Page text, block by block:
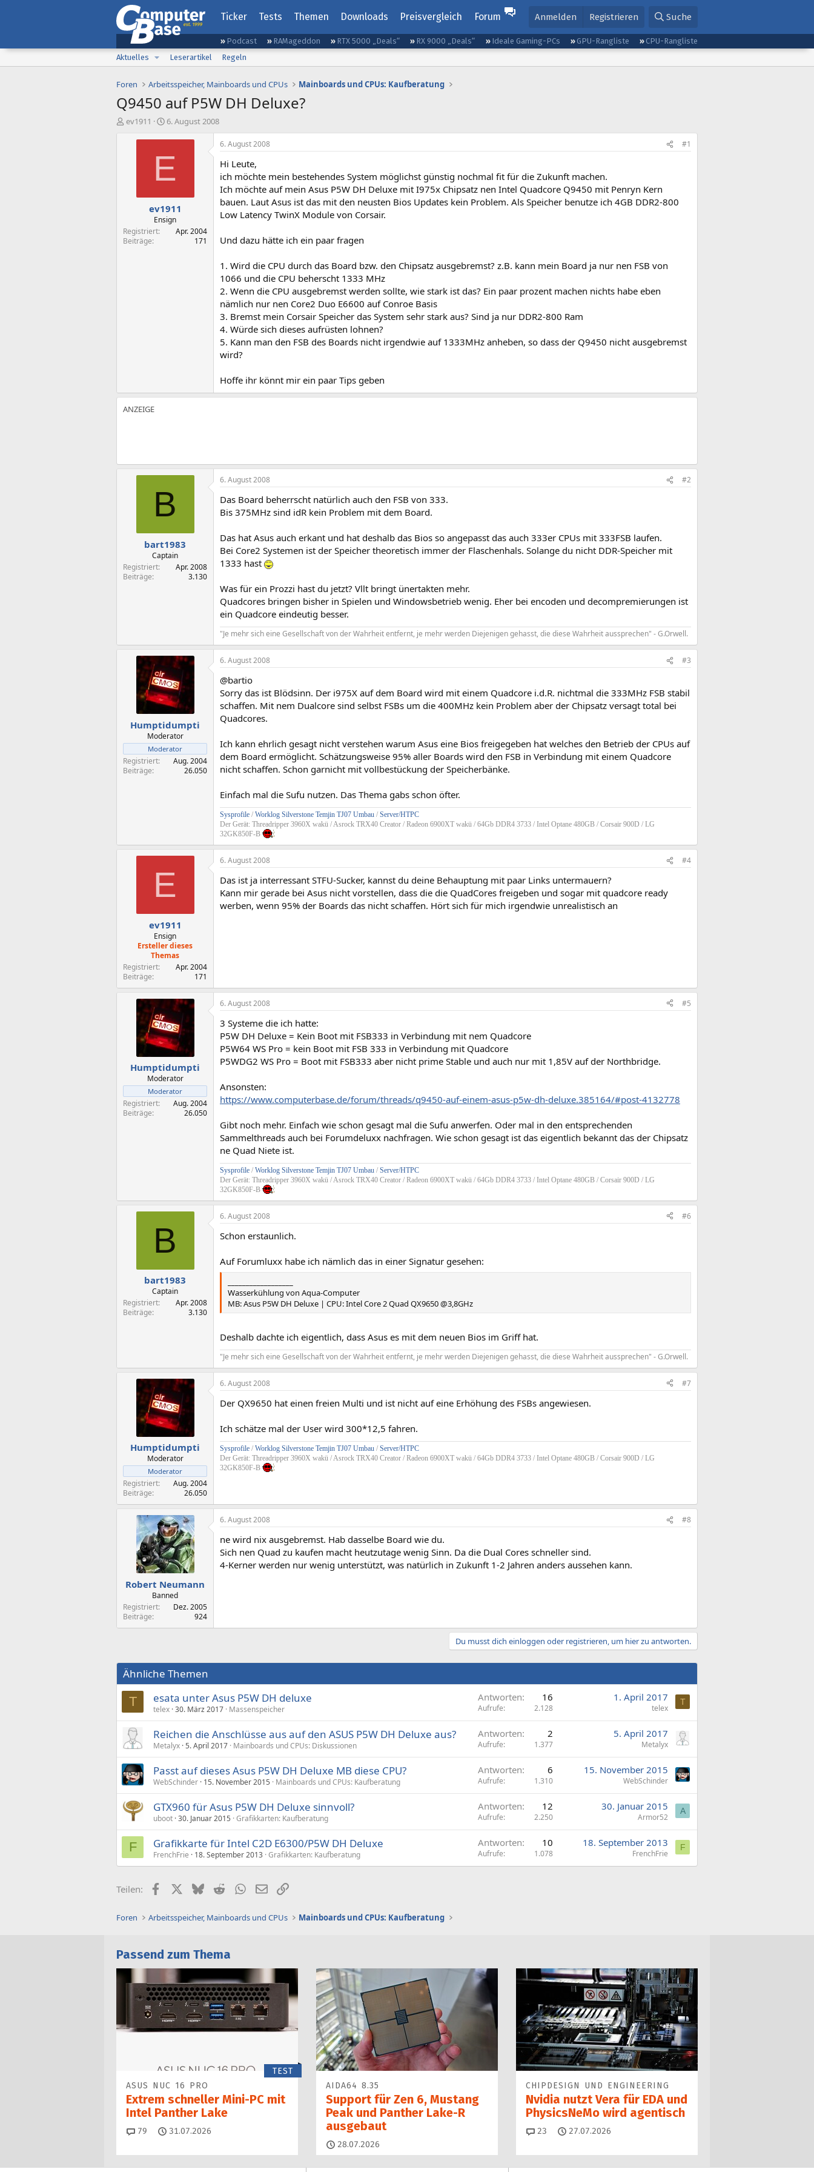
Ticker Tests Themen Downloads Preisvergleich Forum Anmelden Registrieren Suche
Podcast RAMageddon RTX 5000 „Deals“ RX 9000 „Deals“ Ideale Gaming-PCs GPU-Rangliste
CPU-Rangliste
Aktuelles
Leserartikel Regeln
Foren Arbeitsspeicher, Mainboards und CPUs Mainboards und CPUs: Kaufberatung
Q9450 auf P5W DH Deluxe?
E
ev1911
E
s
e
l
t
a
m
6. August 2008
E
ev1911
Ensign
Registriert
Apr. 2004
Beiträge
171
6. August 2008 #1
Hi Leute,
ich möchte mein bestehendes System möglichst günstig nochmal fit für die Zukunft machen.
Ich möchte auf mein Asus P5W DH Deluxe mit I975x Chipsatz nen Intel Quadcore Q9450 mit Penryn Kern
bauen. Laut Asus ist das mit den neusten Bios Updates kein Problem. Als Speicher benutze ich 4GB DDR2-800
Low Latency TwinX Module von Corsair.
Und dazu hätte ich ein paar fragen
1. Wird die CPU durch das Board bzw. den Chipsatz ausgebremst? z.B. kann mein Board ja nur nen FSB von
1066 und die CPU beherscht 1333 MHz
2. Wenn die CPU ausgebremst werden sollte, wie stark ist das? Ein paar prozent machen nichts habe eben
nämlich nur nen Core2 Duo E6600 auf Conroe Basis
3. Bremst mein Corsair Speicher das System sehr stark aus? Sind ja nur DDR2-800 Ram
4. Würde sich dieses aufrüsten lohnen?
5. Kann man den FSB des Boards nicht irgendwie auf 1333MHz anheben, so dass der Q9450 nicht ausgebremst
wird?
Hoffe ihr könnt mir ein paar Tips geben
B
bart1983
Captain
Registriert
Apr. 2008
Beiträge
3.130
6. August 2008 #2
Das Board beherrscht natürlich auch den FSB von 333.
Bis 375MHz sind idR kein Problem mit dem Board.
Das hat Asus auch erkant und hat deshalb das Bios so angepasst das auch 333er CPUs mit 333FSB laufen.
Bei Core2 Systemen ist der Speicher theoretisch immer der Flaschenhals. Solange du nicht DDR-Speicher mit
1333 hast
Was für ein Prozzi hast du jetzt? Vllt bringt ünertakten mehr.
Quadcores bringen bisher in Spielen und Windowsbetrieb wenig. Eher bei encoden und decompremierungen ist
ein Quadcore eindeutig besser.
"Je mehr sich eine Gesellschaft von der Wahrheit entfernt, je mehr werden Diejenigen gehasst, die diese Wahrheit aussprechen" - G.Orwell.
Humptidumpti
Moderator
Moderator
Registriert
Aug. 2004
Beiträge
26.050
6. August 2008 #3
@bartio
Sorry das ist Blödsinn. Der i975X auf dem Board wird mit einem Quadcore i.d.R. nichtmal die 333MHz FSB stabil
schaffen. Mit nem Dualcore sind selbst FSBs um die 400MHz kein Problem aber der Chipsatz versagt total bei
Quadcores.
Ich kann ehrlich gesagt nicht verstehen warum Asus eine Bios freigegeben hat welches den Betrieb der CPUs auf
dem Board ermöglicht. Schätzungsweise 95% aller Boards wird den FSB in Verbindung mit einem Quadcore
nicht schaffen. Schon garnicht mit vollbestückung der Speicherbänke.
Einfach mal die Sufu nutzen. Das Thema gabs schon öfter.
Sysprofile / Worklog Silverstone Temjin TJ07 Umbau / Server/HTPC
Der Gerät: Threadripper 3960X wakü / Asrock TRX40 Creator / Radeon 6900XT wakü / 64Gb DDR4 3733 / Intel Optane 480GB / Corsair 900D / LG
32GK850F-B
E
ev1911
Ensign
Ersteller dieses
Themas
Registriert
Apr. 2004
Beiträge
171
6. August 2008 #4
Das ist ja interressant STFU-Sucker, kannst du deine Behauptung mit paar Links untermauern?
Kann mir gerade bei Asus nicht vorstellen, dass die die QuadCores freigeben und sogar mit quadcore ready
werben, wenn 95% der Boards das nicht schaffen. Hört sich für mich irgendwie unrealistisch an
Humptidumpti
Moderator
Moderator
Registriert
Aug. 2004
Beiträge
26.050
6. August 2008 #5
3 Systeme die ich hatte:
P5W DH Deluxe = Kein Boot mit FSB333 in Verbindung mit nem Quadcore
P5W64 WS Pro = kein Boot mit FSB 333 in Verbindung mit Quadcore
P5WDG2 WS Pro = Boot mit FSB333 aber nicht prime Stable und auch nur mit 1,85V auf der Northbridge.
Ansonsten:
https://www.computerbase.de/forum/threads/q9450-auf-einem-asus-p5w-dh-deluxe.385164/#post-4132778
Gibt noch mehr. Einfach wie schon gesagt mal die Sufu anwerfen. Oder mal in den entsprechenden
Sammelthreads auch bei Forumdeluxx nachfragen. Wie schon gesagt ist das eigentlich bekannt das der Chipsatz
ne Quad Niete ist.
Sysprofile / Worklog Silverstone Temjin TJ07 Umbau / Server/HTPC
Der Gerät: Threadripper 3960X wakü / Asrock TRX40 Creator / Radeon 6900XT wakü / 64Gb DDR4 3733 / Intel Optane 480GB / Corsair 900D / LG
32GK850F-B
B
bart1983
Captain
Registriert
Apr. 2008
Beiträge
3.130
6. August 2008 #6
Schon erstaunlich.
Auf Forumluxx habe ich nämlich das in einer Signatur gesehen:
Wasserkühlung von Aqua-Computer
MB: Asus P5W DH Deluxe | CPU: Intel Core 2 Quad QX9650 @3,8GHz
Deshalb dachte ich eigentlich, dass Asus es mit dem neuen Bios im Griff hat.
"Je mehr sich eine Gesellschaft von der Wahrheit entfernt, je mehr werden Diejenigen gehasst, die diese Wahrheit aussprechen" - G.Orwell.
Humptidumpti
Moderator
Moderator
Registriert
Aug. 2004
Beiträge
26.050
6. August 2008 #7
Der QX9650 hat einen freien Multi und ist nicht auf eine Erhöhung des FSBs angewiesen.
Ich schätze mal der User wird 300*12,5 fahren.
Sysprofile / Worklog Silverstone Temjin TJ07 Umbau / Server/HTPC
Der Gerät: Threadripper 3960X wakü / Asrock TRX40 Creator / Radeon 6900XT wakü / 64Gb DDR4 3733 / Intel Optane 480GB / Corsair 900D / LG
32GK850F-B
Robert Neumann
Banned
Registriert
Dez. 2005
Beiträge
924
6. August 2008 #8
ne wird nix ausgebremst. Hab dasselbe Board wie du.
Sich nen Quad zu kaufen macht heutzutage wenig Sinn. Da die Dual Cores schneller sind.
4-Kerner werden nur wenig unterstützt, was natürlich in Zukunft 1-2 Jahren anders aussehen kann.
Du musst dich einloggen oder registrieren, um hier zu antworten.
Ähnliche Themen
T esata unter Asus P5W DH deluxe
telex 30. März 2017 Massenspeicher
Antworten 16
Aufrufe 2.128
1. April 2017
telex
T
Reichen die Anschlüsse aus auf den ASUS P5W DH Deluxe aus?
Metalyx 5. April 2017 Mainboards und CPUs: Diskussionen
Antworten 2
Aufrufe 1.377
5. April 2017
Metalyx
Passt auf dieses Asus P5W DH Deluxe MB diese CPU?
WebSchinder 15. November 2015 Mainboards und CPUs: Kaufberatung
Antworten 6
Aufrufe 1.310
15. November 2015
WebSchinder
GTX960 für Asus P5W DH Deluxe sinnvoll?
uboot 30. Januar 2015 Grafikkarten: Kaufberatung
Antworten 12
Aufrufe 2.250
30. Januar 2015
Armor52
A
F Grafikkarte für Intel C2D E6300/P5W DH Deluxe
FrenchFrie 18. September 2013 Grafikkarten: Kaufberatung
Antworten 10
Aufrufe 1.078
18. September 2013
FrenchFrie
F
Teilen: FacebookX (Twitter)
BlueskyRedditWhatsApp
E-MailLink
Foren Arbeitsspeicher, Mainboards und CPUs Mainboards und CPUs: Kaufberatung
Passend zum Thema
TEST
ASUS NUC 16 PRO
Extrem schneller Mini-PC mit
Intel Panther Lake
79 Kommentare
31.07.2026
AIDA64 8.35
Support für Zen 6, Mustang
Peak und Panther Lake-R
ausgebaut
28.07.2026
CHIPDESIGN UND ENGINEERING
Nvidia nutzt Vera für EDA und
PhysicsNeMo wird agentisch
23 Kommentare
27.07.2026